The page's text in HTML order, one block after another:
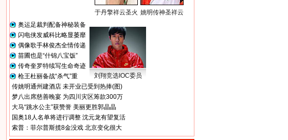
于丹擎祥云圣火 姚明传神圣祥云
奥运足裁判配备神秘装备
闪电侠发威科比略显萎靡
偶像歌手林俊杰全情传递
苗圃也是“什锦八宝饭”
传奇奎罗特续写生命奇迹
枪王杜丽备战“杀气”重
刘翔竞选IOC委员
传姚明通州建酒店 未开业已受到热捧(图)
梦八出席慈善晚宴 为四川灾区筹款300万
大马“跳水公主”获赞誉 美丽更胜郭晶晶
国奥18人名单将进行调整 沈元龙有望复活
索普：菲尔普斯揽8金没戏 北京变化很大